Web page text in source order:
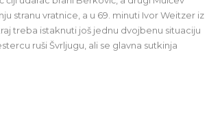
stranu vratnice, a u 69. minuti Ivor Weitzer iz
treba istaknuti još jednu dvojbenu situaciju
ruši Švrljugu, ali se glavna sutkinja